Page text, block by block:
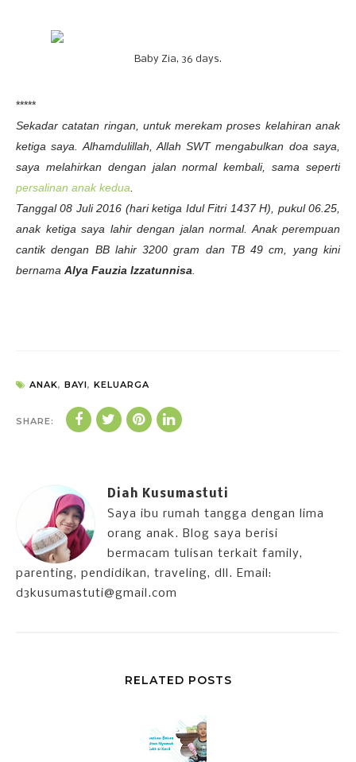
Baby Zia, 36 days.
*****
Sekadar catatan ringan, untuk merekam proses kelahiran anak
ketiga saya. Alhamdulillah, Allah SWT mengabulkan doa saya,
saya melahirkan dengan jalan normal kembali, sama seperti
persalinan anak kedua
Tanggal 08 Juli 2016 (hari ketiga Idul Fitri 1437 H), pukul 06.25,
anak ketiga saya lahir dengan jalan normal. Anak perempuan
cantik dengan BB lahir 3200 gram dan TB 49 cm, yang kini
bernama Alya Fauzia Izzatunnisa
ANAK, BAYI, KELUARGA
SHARE:
Diah Kusumastuti
Saya ibu rumah tangga dengan lima
orang anak. Blog saya berisi
bermacam tulisan terkait family,
parenting, pendidikan, traveling, dll. Email:
d3kusumastuti@gmail.com
RELATED POSTS